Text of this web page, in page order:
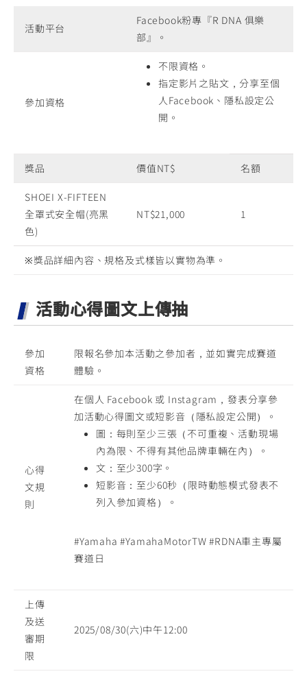
活動平台
Facebook粉專『R DNA 俱樂
部』。
參加資格
不限資格。
指定影片之貼文，分享至個
人Facebook、隱私設定公
開。
獎品 價值NT$ 名額
SHOEI X-FIFTEEN
全罩式安全帽(亮黑
色)
NT$21,000 1
※獎品詳細內容、規格及式樣皆以實物為準。
活動心得圖文上傳抽
參加
資格
限報名參加本活動之參加者，並如實完成賽道
體驗。
心得
文規
則
在個人 Facebook 或 Instagram，發表分享參
加活動心得圖文或短影音（隱私設定公開）。
圖：每則至少三張（不可重複、活動現場
內為限、不得有其他品牌車輛在內）。
文：至少300字。
短影音：至少60秒（限時動態模式發表不
列入參加資格）。
#Yamaha #YamahaMotorTW #RDNA車主專屬
賽道日
上傳
及送
審期
限
2025/08/30(六)中午12:00